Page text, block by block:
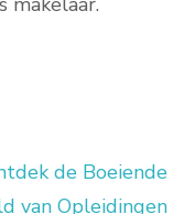
de Boeiende
van Opleidingen